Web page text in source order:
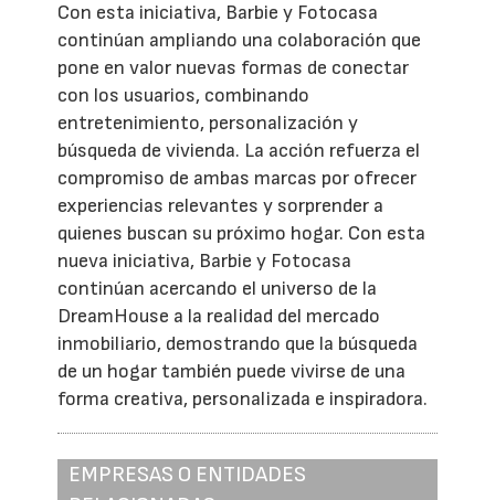
Con esta iniciativa, Barbie y Fotocasa
continúan ampliando una colaboración que
pone en valor nuevas formas de conectar
con los usuarios, combinando
entretenimiento, personalización y
búsqueda de vivienda. La acción refuerza el
compromiso de ambas marcas por ofrecer
experiencias relevantes y sorprender a
quienes buscan su próximo hogar. Con esta
nueva iniciativa, Barbie y Fotocasa
continúan acercando el universo de la
DreamHouse a la realidad del mercado
inmobiliario, demostrando que la búsqueda
de un hogar también puede vivirse de una
forma creativa, personalizada e inspiradora.
EMPRESAS O ENTIDADES